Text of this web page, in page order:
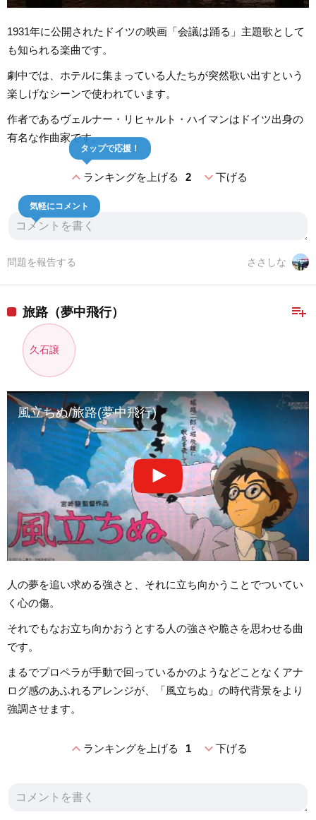
1931年に公開されたドイツの映画「会議は踊る」主題歌として
も知られる楽曲です。
劇中では、ホテルに集まっている人たちが突然歌い出すという
楽しげなシーンで使われています。
作者であるヴェルナー・リヒャルト・ハイマンはドイツ出身の
有名な作曲家です。
expand_lessランキングを上げる 2
タップで応援！
expand_more下げる
気軽にコメント
ささしな
問題を報告する
playlist_add
旅路（夢中飛行）
久石譲
風立ちぬ/旅路(夢中飛行)
人の夢を追い求める強さと、それに立ち向かうことでついてい
く心の傷。
それでもなお立ち向かおうとする人の強さや脆さを思わせる曲
です。
まるでプロペラが手動で回っているかのようなどことなくアナ
ログ感のあふれるアレンジが、「風立ちぬ」の時代背景をより
強調させます。
expand_lessランキングを上げる 1 expand_more下げる